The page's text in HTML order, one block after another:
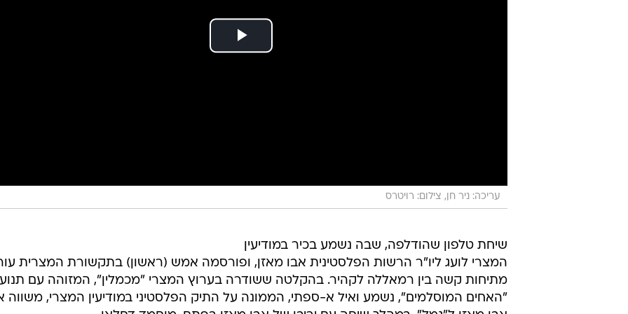
עריכה: ניר חן, צילום: רויטרס
שיחת טלפון שהודלפה, שבה נשמע בכיר במודיעין
המצרי לועג ליו"ר הרשות הפלסטינית אבו מאזן, ופורסמה אמש (ראשון) בתקשורת המצרית
מתיחות קשה בין רמאללה לקהיר. בהקלטה ששודרה בערוץ המצרי "מכמלין", המזוהה עם
"האחים המוסלמים", נשמע ואיל א-ספתי, הממונה על התיק הפלסטיני במודיעין המצרי, משווה